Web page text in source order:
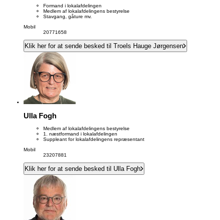
Formand i lokalafdelingen
Medlem af lokalafdelingens bestyrelse
Stavgang, gåture mv.
Mobil
20771658
Klik her for at sende besked til Troels Hauge Jørgensen
Ulla Fogh
Medlem af lokalafdelingens bestyrelse
1. næstformand i lokalafdelingen
Suppleant for lokalafdelingens repræsentant
Mobil
23207881
Klik her for at sende besked til Ulla Fogh